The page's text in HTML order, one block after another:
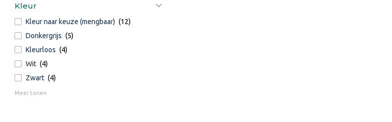
Kleur
Kleur naar keuze (mengbaar) (12)
Donkergrijs (5)
Kleurloos (4)
Wit (4)
Zwart (4)
Meer tonen